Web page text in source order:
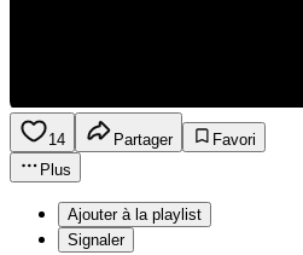
14 Partager
Favori
Plus
Ajouter à la playlist
Signaler